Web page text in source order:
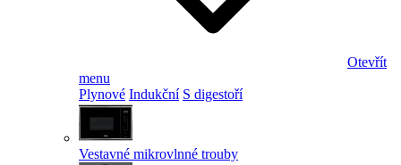
Otevřít
menu
Plynové Indukční S digestoří
Vestavné mikrovlnné trouby